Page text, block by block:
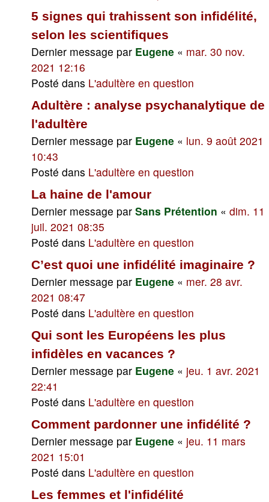
5 signes qui trahissent son infidélité,
selon les scientifiques
Dernier message par Eugene « mar. 30 nov.
2021 12:16
Posté dans L'adultère en question
Adultère : analyse psychanalytique de
l'adultère
Dernier message par Eugene « lun. 9 août 2021
10:43
Posté dans L'adultère en question
La haine de l'amour
Dernier message par Sans Prétention « dim. 11
juil. 2021 08:35
Posté dans L'adultère en question
C’est quoi une infidélité imaginaire ?
Dernier message par Eugene « mer. 28 avr.
2021 08:47
Posté dans L'adultère en question
Qui sont les Européens les plus
infidèles en vacances ?
Dernier message par Eugene « jeu. 1 avr. 2021
22:41
Posté dans L'adultère en question
Comment pardonner une infidélité ?
Dernier message par Eugene « jeu. 11 mars
2021 15:01
Posté dans L'adultère en question
Les femmes et l'infidélité